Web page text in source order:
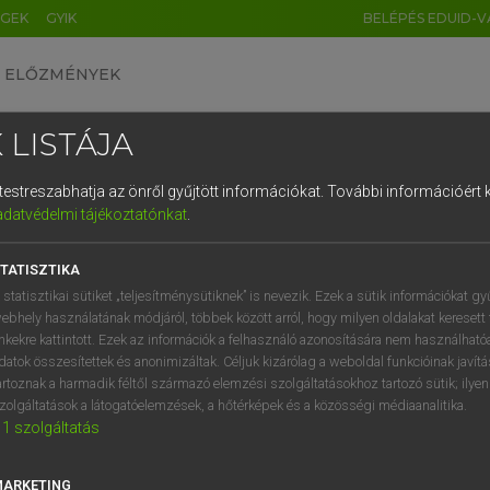
GYIK BELÉPÉS EDUID-
ELŐZMÉNYEK
egyetemes nagyszótár
VAN ELŐFIZETÉSED?
megtekintéséhez.
LISTÁJA
az önről gyűjtött információkat. További információért
tájékoztatónkat.
statisztikai sütiket „teljesítménysütiknek” is nevezik. Ezek a sütik információkat
használatának módjáról, többek között arról, hogy milyen oldalakat keresett
kattintott. Ezek az információk a felhasználó azonosítására nem
összesítettek és anonimizáltak. Céljuk kizárólag a weboldal funkcióinak
a harmadik féltől származó elemzési szolgáltatásokhoz tartozó sütik;
a látogatóelemzések, a hőtérképek és a közösségi médiaanalitika.
1 szolgáltatás
DE CN FR ES IT NL
1 2 3 4 5 6 7 8 9
q w e r t z u i
a s d f g h j k l é
í y x c v b n m , .